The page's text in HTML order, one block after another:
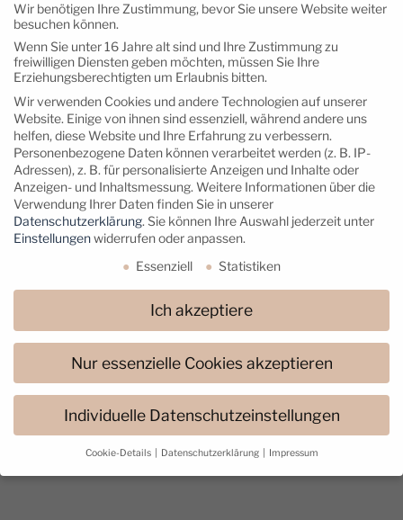
4. Februar 2023|Löwinnen brechen
aus
In der Folge erfährst Du, welche Ängste
mich als Coach und vor allem als Mensch
begleiten und wie ich mit Tiefpunkten in
meinem Leben umgehe.
Mehr lesen...
Wir benötigen Ihre Zustimmung, bevor Sie unsere Website weiter
besuchen können.
Wenn Sie unter 16 Jahre alt sind und Ihre Zustimmung zu
freiwilligen Diensten geben möchten, müssen Sie Ihre
Erziehungsberechtigten um Erlaubnis bitten.
Wir verwenden Cookies und andere Technologien auf unserer
Website. Einige von ihnen sind essenziell, während andere uns
helfen, diese Website und Ihre Erfahrung zu verbessern.
Personenbezogene Daten können verarbeitet werden (z. B. IP-
Adressen), z. B. für personalisierte Anzeigen und Inhalte oder
Anzeigen- und Inhaltsmessung. Weitere Informationen über die
Verwendung Ihrer Daten finden Sie in unserer
Datenschutzerklärung. Sie können Ihre Auswahl jederzeit unter
Einstellungenwiderrufen oder anpassen.
Essenziell
Statistiken
Ich akzeptiere
Nur essenzielle Cookies akzeptieren
Individuelle Datenschutzeinstellungen
Cookie-Details Datenschutzerklärung Impressum
Datenschutzeinstellungen